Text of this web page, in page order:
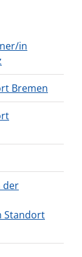
in
Bremen
der
Standort